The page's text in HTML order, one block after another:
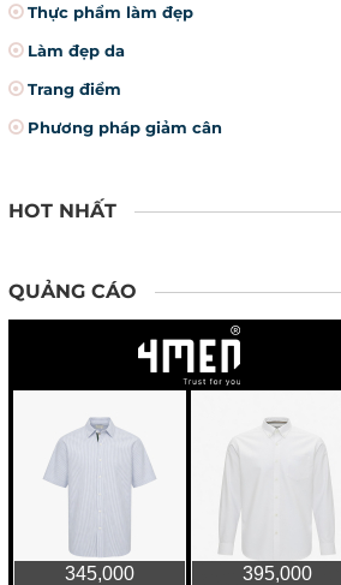
Thực phẩm làm đẹp
Làm đẹp da
Trang điểm
Phương pháp giảm cân
HOT NHẤT
QUẢNG CÁO